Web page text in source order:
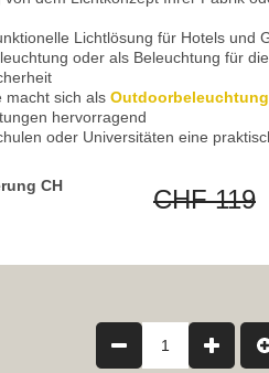
Lichtlösung für Hotels und
oder als Beleuchtung für
macht sich als Outdoorbeleuchtung
hervorragend
oder Universitäten eine
eine geeignete Lichtlösung
von Ihrem Laden oder auch
in das Beleuchtungskonzept
eine praktische Lichtidee
CH
CHF 119
1